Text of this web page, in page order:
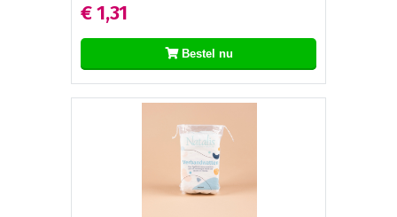
€ 1,31
Bestel nu